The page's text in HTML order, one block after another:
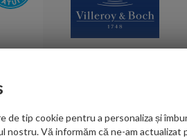
Capac WC
Cod: 881061R1
de tip cookie pentru a personaliza și
nostru. Vă informăm că ne-am actualizat